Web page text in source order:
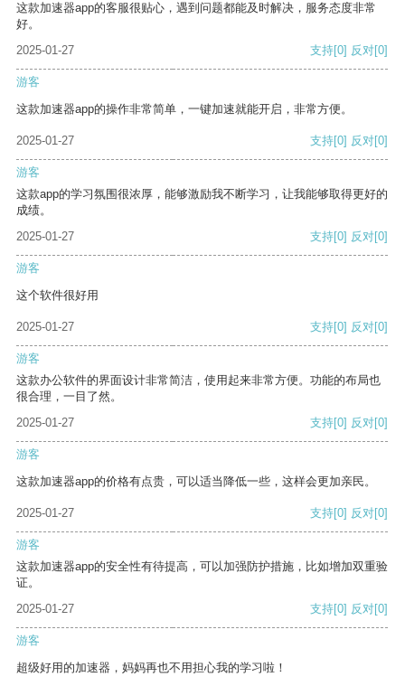
这款加速器app的客服很贴心，遇到问题都能及时解决，服务态度非常
好。
2025-01-27
支持[0] 反对[0]
游客
这款加速器app的操作非常简单，一键加速就能开启，非常方便。
2025-01-27 支持[0] 反对[0]
游客
这款app的学习氛围很浓厚，能够激励我不断学习，让我能够取得更好的
成绩。
2025-01-27
支持[0] 反对[0]
游客
这个软件很好用
2025-01-27 支持[0] 反对[0]
游客
这款办公软件的界面设计非常简洁，使用起来非常方便。功能的布局也
很合理，一目了然。
2025-01-27
支持[0] 反对[0]
游客
这款加速器app的价格有点贵，可以适当降低一些，这样会更加亲民。
2025-01-27 支持[0] 反对[0]
游客
这款加速器app的安全性有待提高，可以加强防护措施，比如增加双重验
证。
2025-01-27
支持[0] 反对[0]
游客
超级好用的加速器，妈妈再也不用担心我的学习啦！